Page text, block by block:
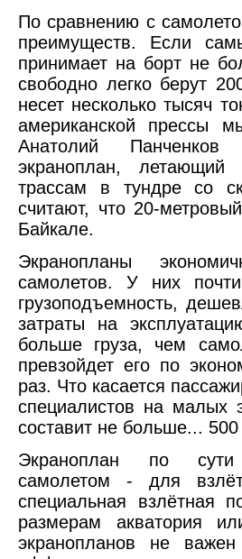
По сравнению с
преимуществ. Если
принимает на борт не
свободно легко берут
несет несколько тысяч
американской прессы
Анатолий Панченков
экраноплан,
трассам в тундре со
считают, что 20-
Байкале.
Экранопланы
самолетов. У них
грузоподъемность,
затраты на
больше груза, чем
превзойдет его по
раз. Что касается
специалистов на малых
составит не больше... 500
Экраноплан по сути
самолетом - для
специальная взлётная
размерам акватория
экранопланов не